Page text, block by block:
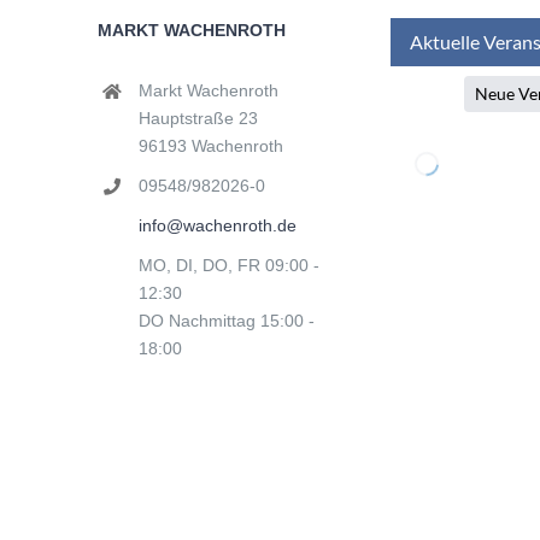
MARKT WACHENROTH
Markt Wachenroth
Hauptstraße 23
96193 Wachenroth
09548/982026-0
info@wachenroth.de
MO, DI, DO, FR 09:00 -
12:30
DO Nachmittag 15:00 -
18:00